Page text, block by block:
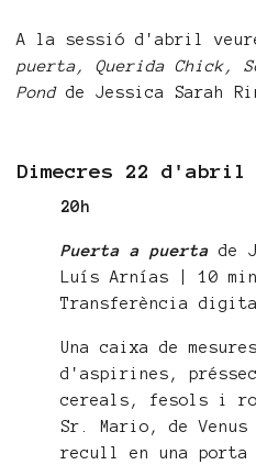
A la sessió d'abril
puerta, Querida Chick,
Pond de Jessica Sarah
Dimecres 22 d'abril
20h
Puerta a puerta de
Luís Arnías | 10
Transferència
Una caixa de
d'aspirines,
cereals, fesols i
Sr. Mario, de
recull en una porta